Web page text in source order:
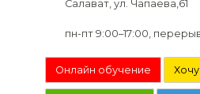
Салават, ул. Чапаева,61
пн-пт 9:00–17:00,
Онлайн обучение